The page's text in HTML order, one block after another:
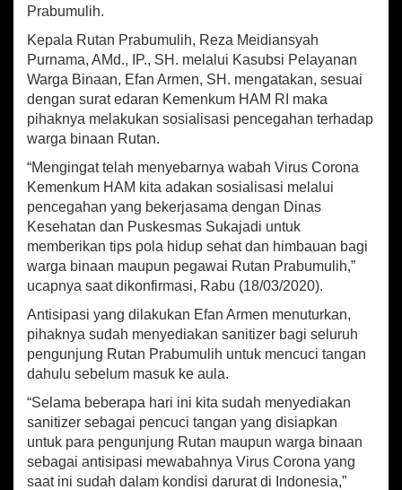
B
g
W
a
r
g
a
B
i
n
a
a
n
Prabumulih.
Kepala Rutan Prabumulih, Reza Meidiansyah
Purnama, AMd., IP., SH. melalui Kasubsi Pelayanan
Warga Binaan, Efan Armen, SH. mengatakan, sesuai
dengan surat edaran Kemenkum HAM RI maka
pihaknya melakukan sosialisasi pencegahan terhadap
warga binaan Rutan.
“Mengingat telah menyebarnya wabah Virus Corona
Kemenkum HAM kita adakan sosialisasi melalui
pencegahan yang bekerjasama dengan Dinas
Kesehatan dan Puskesmas Sukajadi untuk
memberikan tips pola hidup sehat dan himbauan bagi
warga binaan maupun pegawai Rutan Prabumulih,”
ucapnya saat dikonfirmasi, Rabu (18/03/2020).
Antisipasi yang dilakukan Efan Armen menuturkan,
pihaknya sudah menyediakan sanitizer bagi seluruh
pengunjung Rutan Prabumulih untuk mencuci tangan
dahulu sebelum masuk ke aula.
“Selama beberapa hari ini kita sudah menyediakan
sanitizer sebagai pencuci tangan yang disiapkan
untuk para pengunjung Rutan maupun warga binaan
sebagai antisipasi mewabahnya Virus Corona yang
saat ini sudah dalam kondisi darurat di Indonesia,”